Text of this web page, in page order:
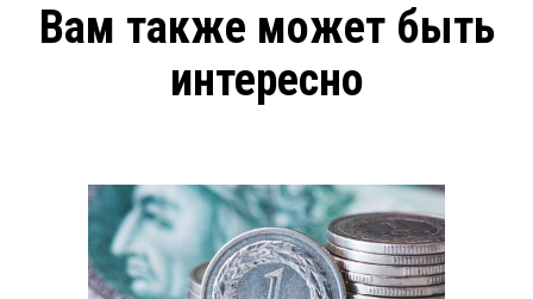
Вам также может быть
интересно